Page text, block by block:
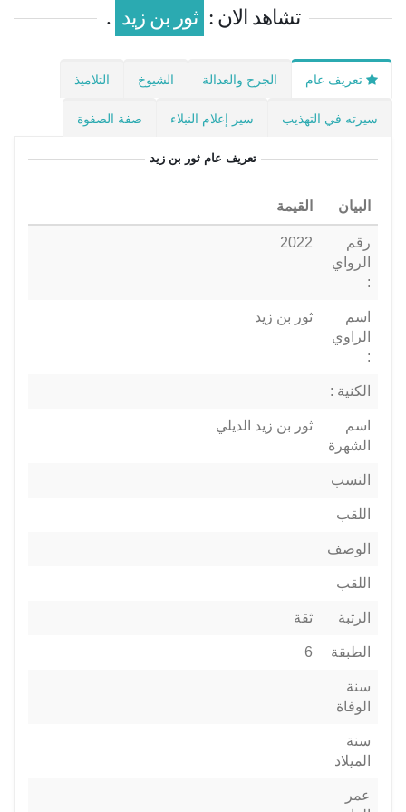
تشاهد الان : ثور بن زيد .
تعريف عام الجرح والعدالة الشيوخ التلاميذ
سيرته في التهذيب سير إعلام النبلاء صفة الصفوة
تعريف عام ثور بن زيد
البيان القيمة
رقم
الرواي
:
2022
اسم
الراوي
:
ثور بن زيد
الكنية :
اسم
الشهرة
ثور بن زيد الديلي
النسب
اللقب
الوصف
اللقب
الرتبة ثقة
الطبقة 6
سنة
الوفاة
سنة
الميلاد
عمر